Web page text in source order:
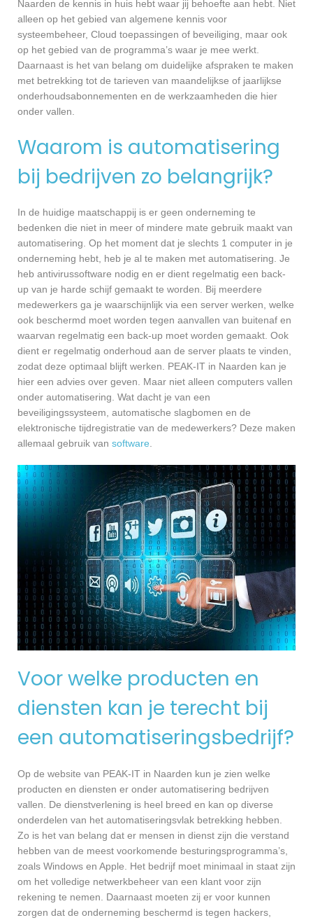
Naarden de kennis in huis hebt waar jij behoefte aan hebt. Niet
alleen op het gebied van algemene kennis voor
systeembeheer, Cloud toepassingen of beveiliging, maar ook
op het gebied van de programma’s waar je mee werkt.
Daarnaast is het van belang om duidelijke afspraken te maken
met betrekking tot de tarieven van maandelijkse of jaarlijkse
onderhoudsabonnementen en de werkzaamheden die hier
onder vallen.
Waarom is automatisering
bij bedrijven zo belangrijk?
In de huidige maatschappij is er geen onderneming te
bedenken die niet in meer of mindere mate gebruik maakt van
automatisering. Op het moment dat je slechts 1 computer in je
onderneming hebt, heb je al te maken met automatisering. Je
heb antivirussoftware nodig en er dient regelmatig een back-
up van je harde schijf gemaakt te worden. Bij meerdere
medewerkers ga je waarschijnlijk via een server werken, welke
ook beschermd moet worden tegen aanvallen van buitenaf en
waarvan regelmatig een back-up moet worden gemaakt. Ook
dient er regelmatig onderhoud aan de server plaats te vinden,
zodat deze optimaal blijft werken. PEAK-IT in Naarden kan je
hier een advies over geven. Maar niet alleen computers vallen
onder automatisering. Wat dacht je van een
beveiligingssysteem, automatische slagbomen en de
elektronische tijdregistratie van de medewerkers? Deze maken
allemaal gebruik van software.
Voor welke producten en
diensten kan je terecht bij
een automatiseringsbedrijf?
Op de website van PEAK-IT in Naarden kun je zien welke
producten en diensten er onder automatisering bedrijven
vallen. De dienstverlening is heel breed en kan op diverse
onderdelen van het automatiseringsvlak betrekking hebben.
Zo is het van belang dat er mensen in dienst zijn die verstand
hebben van de meest voorkomende besturingsprogramma’s,
zoals Windows en Apple. Het bedrijf moet minimaal in staat zijn
om het volledige netwerkbeheer van een klant voor zijn
rekening te nemen. Daarnaast moeten zij er voor kunnen
zorgen dat de onderneming beschermd is tegen hackers,